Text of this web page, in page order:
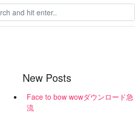
New Posts
Face to bow wowダウンロード急
流